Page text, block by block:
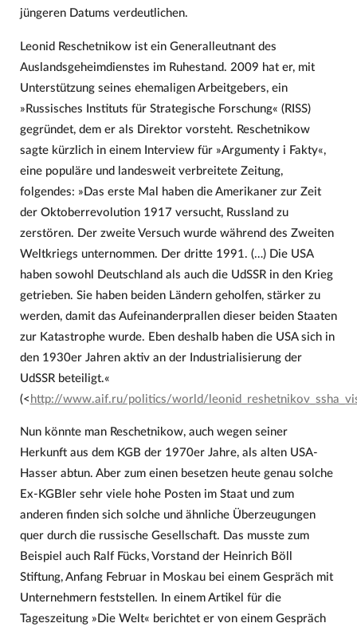
jüngeren Datums verdeutlichen.
Leonid Reschetnikow ist ein Generalleutnant des
Auslandsgeheimdienstes im Ruhestand. 2009 hat er, mit
Unterstützung seines ehemaligen Arbeitgebers, ein
»Russisches Instituts für Strategische Forschung« (RISS)
gegründet, dem er als Direktor vorsteht. Reschetnikow
sagte kürzlich in einem Interview für »Argumenty i Fakty«,
eine populäre und landesweit verbreitete Zeitung,
folgendes: »Das erste Mal haben die Amerikaner zur Zeit
der Oktoberrevolution 1917 versucht, Russland zu
zerstören. Der zweite Versuch wurde während des Zweiten
Weltkriegs unternommen. Der dritte 1991. (…) Die USA
haben sowohl Deutschland als auch die UdSSR in den Krieg
getrieben. Sie haben beiden Ländern geholfen, stärker zu
werden, damit das Aufeinanderprallen dieser beiden Staaten
zur Katastrophe wurde. Eben deshalb haben die USA sich in
den 1930er Jahren aktiv an der Industrialisierung der
UdSSR beteiligt.«
(< http://www.aif.ru/politics/world/
Nun könnte man Reschetnikow, auch wegen seiner
Herkunft aus dem KGB der 1970er Jahre, als alten USA-
Hasser abtun. Aber zum einen besetzen heute genau solche
Ex-KGBler sehr viele hohe Posten im Staat und zum
anderen finden sich solche und ähnliche Überzeugungen
quer durch die russische Gesellschaft. Das musste zum
Beispiel auch Ralf Fücks, Vorstand der Heinrich Böll
Stiftung, Anfang Februar in Moskau bei einem Gespräch mit
Unternehmern feststellen. In einem Artikel für die
Tageszeitung »Die Welt« berichtet er von einem Gespräch